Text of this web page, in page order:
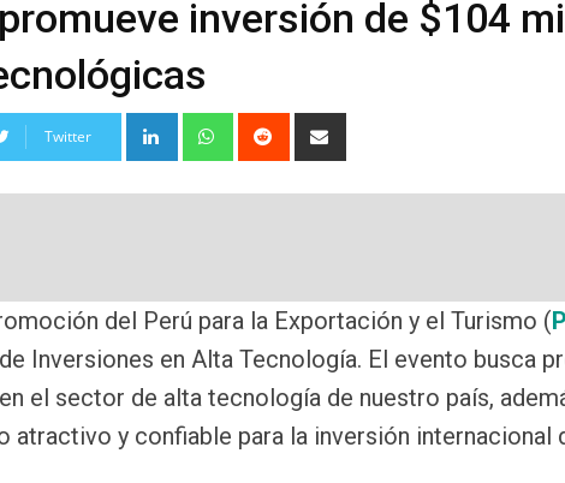
inversión de $104
Twitter LinkedInWhatsapp
Reddit
via
del Perú para la Exportación y el Turismo (
Inversiones en Alta Tecnología. El evento busca
el sector de alta tecnología de nuestro país,
atractivo y confiable para la inversión internacional